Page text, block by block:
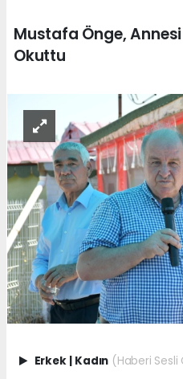
Mustafa Önge,
Okuttu
Erkek Kadın (Haberi Sesli